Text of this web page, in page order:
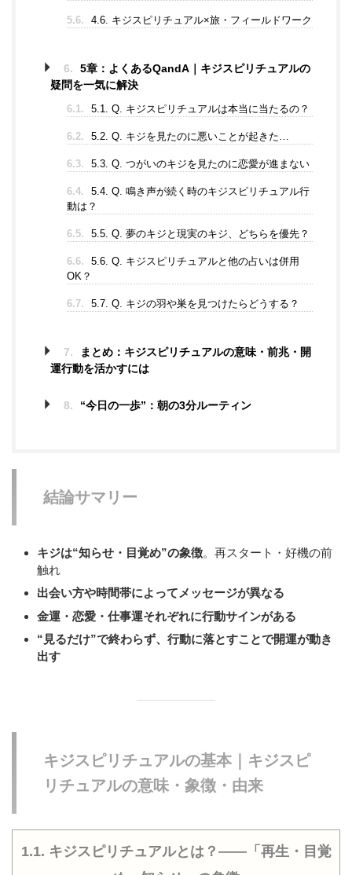
5.6. 4.6. キジスピリチュアル×旅・フィールドワーク
6.
5章：よくあるQandA｜キジスピリチュアルの
疑問を一気に解決
6.1. 5.1. Q. キジスピリチュアルは本当に当たるの？
6.2. 5.2. Q. キジを見たのに悪いことが起きた…
6.3. 5.3. Q. つがいのキジを見たのに恋愛が進まない
6.4.
5.4. Q. 鳴き声が続く時のキジスピリチュアル行
動は？
6.5. 5.5. Q. 夢のキジと現実のキジ、どちらを優先？
6.6.
5.6. Q. キジスピリチュアルと他の占いは併用
OK？
6.7. 5.7. Q. キジの羽や巣を見つけたらどうする？
7.
まとめ：キジスピリチュアルの意味・前兆・開
運行動を活かすには
8. “今日の一歩”：朝の3分ルーティン
結論サマリー
キジは“知らせ・目覚め”の象徴。再スタート・好機の前
触れ
出会い方や時間帯によってメッセージが異なる
金運・恋愛・仕事運それぞれに行動サインがある
“見るだけ”で終わらず、行動に落とすことで開運が動き
出す
キジスピリチュアルの基本｜キジスピ
リチュアルの意味・象徴・由来
1.1. キジスピリチュアルとは？——「再生・目覚